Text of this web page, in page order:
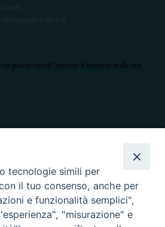
giorni feriali (escluso il sabato) dalle ore
tecnologie simili per
il tuo consenso, anche per
e funzionalità semplici",
"misurazione" e